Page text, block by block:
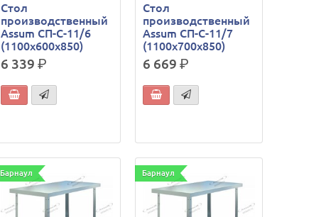
Стол
производственный
Assum СП-С-11/6
(1100х600х850)
6 339 р.
Стол
производственный
Assum СП-С-11/7
(1100х700х850)
6 669 р.
Барнаул Барнаул